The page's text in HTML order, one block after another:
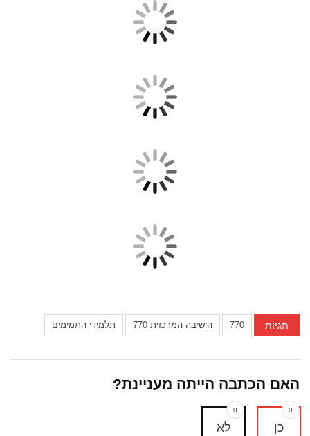
תגיות 770 הישיבה המרכזית 770 תלמידי התמימים
האם הכתבה הייתה מעניינת?
כן
0
לא
0